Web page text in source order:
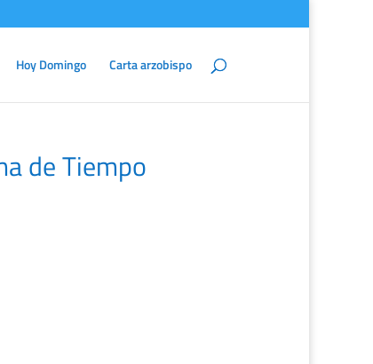
Hoy Domingo Carta arzobispo
de Tiempo